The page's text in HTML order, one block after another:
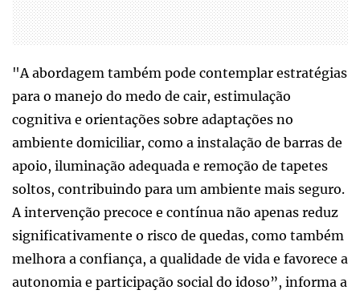
"A abordagem também pode contemplar estratégias
para o manejo do medo de cair, estimulação
cognitiva e orientações sobre adaptações no
ambiente domiciliar, como a instalação de barras de
apoio, iluminação adequada e remoção de tapetes
soltos, contribuindo para um ambiente mais seguro.
A intervenção precoce e contínua não apenas reduz
significativamente o risco de quedas, como também
melhora a confiança, a qualidade de vida e favorece a
autonomia e participação social do idoso”, informa a